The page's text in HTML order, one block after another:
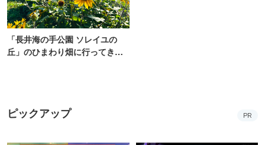
「長井海の手公園 ソレイユの
丘」のひまわり畑に行ってき
ピックアップ PR